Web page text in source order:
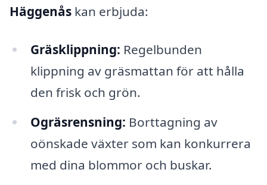
Häggenås kan erbjuda:
Gräsklippning: Regelbunden
klippning av gräsmattan för att hålla
den frisk och grön.
Ogräsrensning: Borttagning av
oönskade växter som kan konkurrera
med dina blommor och buskar.